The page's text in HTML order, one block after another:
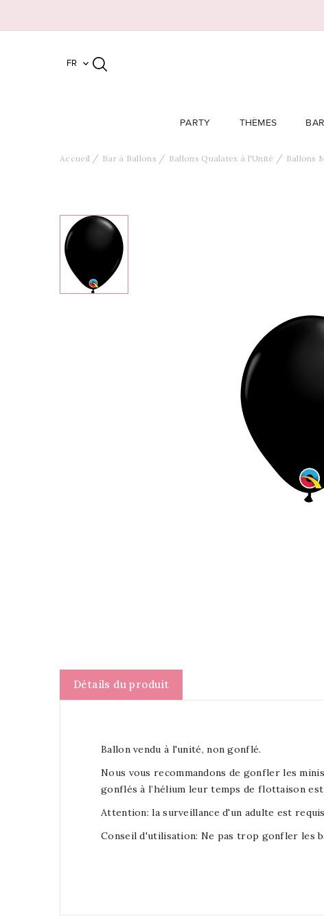
FR 
PARTY THÈMES
Accueil Bar à Ballons Ballons Qualatex à l'Unité Ballons
Détails du produit
Ballon vendu à l'unité, non gonflé.
Nous vous recommandons de gonfler les
gonflés à l’hélium leur temps de flottaison est
Attention: la surveillance d'un adulte est
Conseil d'utilisation: Ne pas trop gonfler les